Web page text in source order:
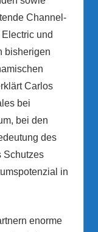
Channel-
und
bisherigen
Carlos
bei
bei den
des
Schutzes
in
enorme